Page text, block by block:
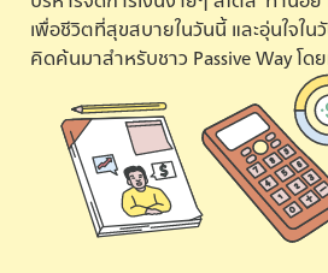
เพื่อชีวิตที่สุขสบายในวันนี้ และอุ่นใจใน
คิดค้นมาสำหรับชาว Passive Way โดย